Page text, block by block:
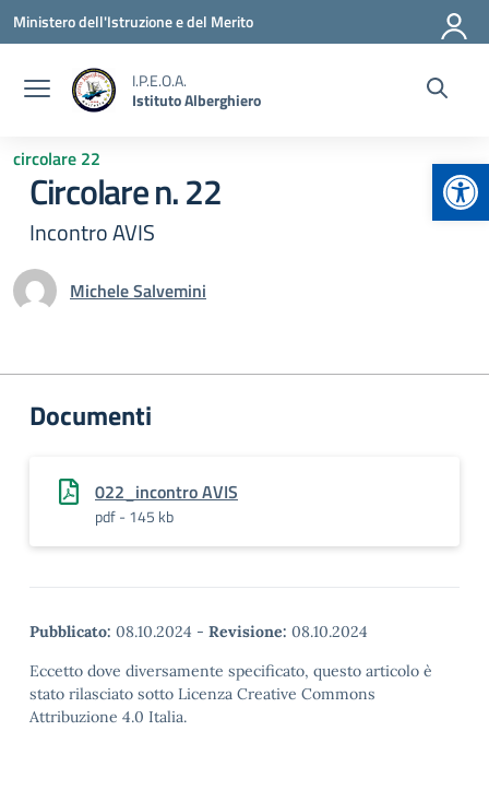
Vai ai contenuti
Vai al menu di navigazione
Vai al footer
Ministero dell'Istruzione e del Merito
I.P.E.O.A.
Istituto Alberghiero
circolare 22
Circolare n. 22
Incontro AVIS
Michele Salvemini
Documenti
022_incontro AVIS
pdf - 145 kb
Pubblicato: 08.10.2024 - Revisione: 08.10.2024
Eccetto dove diversamente specificato, questo articolo è
stato rilasciato sotto Licenza Creative Commons
Attribuzione 4.0 Italia.